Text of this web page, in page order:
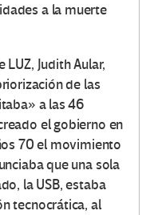
a la muerte
Judith Aular,
de las
a las 46
el gobierno en
70 el movimiento
que una sola
la USB, estaba
tecnocrática, al